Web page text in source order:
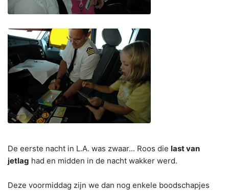
De eerste nacht in L.A. was zwaar... Roos die last van
jetlag had en midden in de nacht wakker werd.
Deze voormiddag zijn we dan nog enkele boodschapjes